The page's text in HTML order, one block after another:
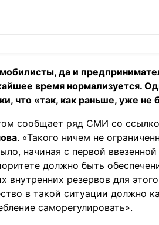
да и
время нормализуется.
что «так, как раньше, уже не
сообщает ряд СМИ со
. «Такого ничем не
начиная с первой
должно быть
внутренних резервов для
в такой ситуации должно
саморегулировать».